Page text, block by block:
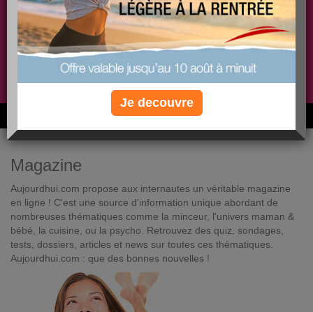
PLUS
EFFICACE
PLUS
SANTÉ
PLUS
COACHING
Non, je préfère le régime gratuit
6M de personnes ont maigri et réappris à manger avec nous
Magazine
Aujourdhui.com propose aux internautes un véritable magazine
en ligne ! C'est une source d'information unique abordant de
nombreuses thématiques comme la minceur, l'univers maman &
bébé, la cuisine, ou la psycho. Retrouvez des quiz, sondages,
tests, dossiers, articles et news sur toutes ces thématiques.
Aujourdhui.com : que des bonnes nouvelles !
Je decouvre